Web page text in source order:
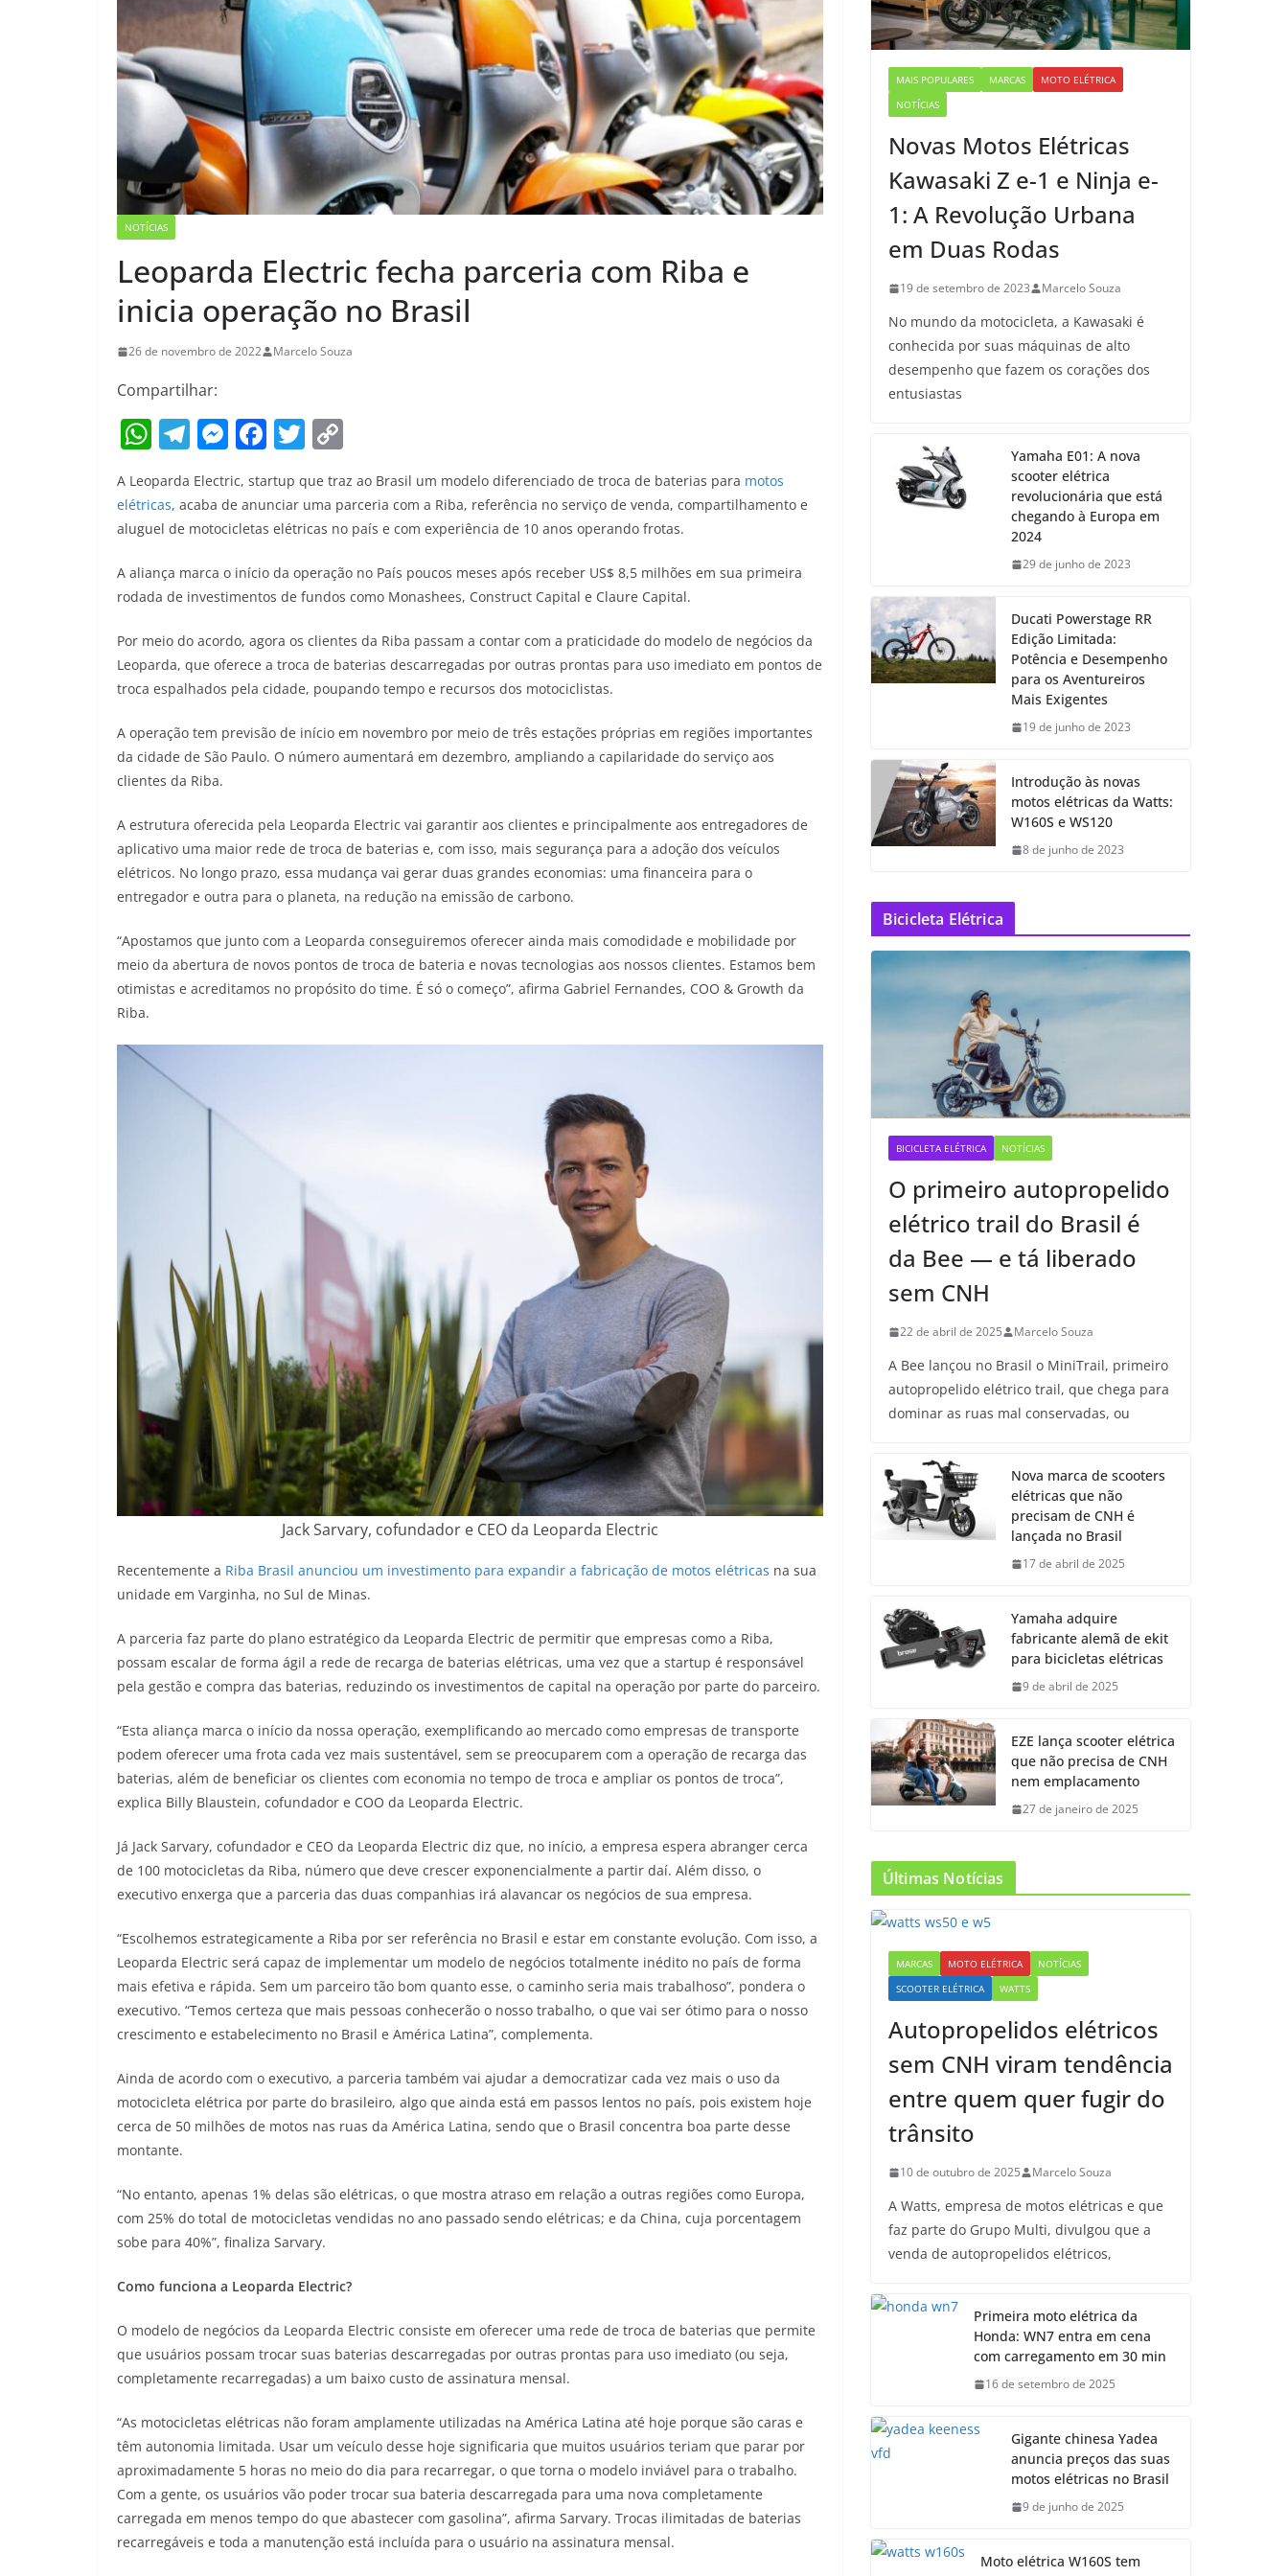
NOTÍCIAS
Leoparda Electric fecha parceria com Riba e
inicia operação no Brasil
26 de novembro de 2022 Marcelo Souza
Compartilhar:
W
at
s
p
T
el
e
gr
m
M
e
ss
e
n
g
F
c
e
b
o
k
T
itt
er
p
y
Li
n
A Leoparda Electric, startup que traz ao Brasil um modelo diferenciado de troca de baterias para motos
elétricas, acaba de anunciar uma parceria com a Riba, referência no serviço de venda, compartilhamento e
aluguel de motocicletas elétricas no país e com experiência de 10 anos operando frotas.
A aliança marca o início da operação no País poucos meses após receber US$ 8,5 milhões em sua primeira
rodada de investimentos de fundos como Monashees, Construct Capital e Claure Capital.
Por meio do acordo, agora os clientes da Riba passam a contar com a praticidade do modelo de negócios da
Leoparda, que oferece a troca de baterias descarregadas por outras prontas para uso imediato em pontos de
troca espalhados pela cidade, poupando tempo e recursos dos motociclistas.
A operação tem previsão de início em novembro por meio de três estações próprias em regiões importantes
da cidade de São Paulo. O número aumentará em dezembro, ampliando a capilaridade do serviço aos
clientes da Riba.
A estrutura oferecida pela Leoparda Electric vai garantir aos clientes e principalmente aos entregadores de
aplicativo uma maior rede de troca de baterias e, com isso, mais segurança para a adoção dos veículos
elétricos. No longo prazo, essa mudança vai gerar duas grandes economias: uma financeira para o
entregador e outra para o planeta, na redução na emissão de carbono.
“Apostamos que junto com a Leoparda conseguiremos oferecer ainda mais comodidade e mobilidade por
meio da abertura de novos pontos de troca de bateria e novas tecnologias aos nossos clientes. Estamos bem
otimistas e acreditamos no propósito do time. É só o começo”, afirma Gabriel Fernandes, COO & Growth da
Riba.
Jack Sarvary, cofundador e CEO da Leoparda Electric
Recentemente a Riba Brasil anunciou um investimento para expandir a fabricação de motos elétricas na sua
unidade em Varginha, no Sul de Minas.
A parceria faz parte do plano estratégico da Leoparda Electric de permitir que empresas como a Riba,
possam escalar de forma ágil a rede de recarga de baterias elétricas, uma vez que a startup é responsável
pela gestão e compra das baterias, reduzindo os investimentos de capital na operação por parte do parceiro.
“Esta aliança marca o início da nossa operação, exemplificando ao mercado como empresas de transporte
podem oferecer uma frota cada vez mais sustentável, sem se preocuparem com a operação de recarga das
baterias, além de beneficiar os clientes com economia no tempo de troca e ampliar os pontos de troca”,
explica Billy Blaustein, cofundador e COO da Leoparda Electric.
Já Jack Sarvary, cofundador e CEO da Leoparda Electric diz que, no início, a empresa espera abranger cerca
de 100 motocicletas da Riba, número que deve crescer exponencialmente a partir daí. Além disso, o
executivo enxerga que a parceria das duas companhias irá alavancar os negócios de sua empresa.
“Escolhemos estrategicamente a Riba por ser referência no Brasil e estar em constante evolução. Com isso, a
Leoparda Electric será capaz de implementar um modelo de negócios totalmente inédito no país de forma
mais efetiva e rápida. Sem um parceiro tão bom quanto esse, o caminho seria mais trabalhoso”, pondera o
executivo. “Temos certeza que mais pessoas conhecerão o nosso trabalho, o que vai ser ótimo para o nosso
crescimento e estabelecimento no Brasil e América Latina”, complementa.
Ainda de acordo com o executivo, a parceria também vai ajudar a democratizar cada vez mais o uso da
motocicleta elétrica por parte do brasileiro, algo que ainda está em passos lentos no país, pois existem hoje
cerca de 50 milhões de motos nas ruas da América Latina, sendo que o Brasil concentra boa parte desse
montante.
“No entanto, apenas 1% delas são elétricas, o que mostra atraso em relação a outras regiões como Europa,
com 25% do total de motocicletas vendidas no ano passado sendo elétricas; e da China, cuja porcentagem
sobe para 40%”, finaliza Sarvary.
Como funciona a Leoparda Electric?
O modelo de negócios da Leoparda Electric consiste em oferecer uma rede de troca de baterias que permite
que usuários possam trocar suas baterias descarregadas por outras prontas para uso imediato (ou seja,
completamente recarregadas) a um baixo custo de assinatura mensal.
“As motocicletas elétricas não foram amplamente utilizadas na América Latina até hoje porque são caras e
têm autonomia limitada. Usar um veículo desse hoje significaria que muitos usuários teriam que parar por
aproximadamente 5 horas no meio do dia para recarregar, o que torna o modelo inviável para o trabalho.
Com a gente, os usuários vão poder trocar sua bateria descarregada para uma nova completamente
carregada em menos tempo do que abastecer com gasolina”, afirma Sarvary. Trocas ilimitadas de baterias
recarregáveis e toda a manutenção está incluída para o usuário na assinatura mensal.
MAIS POPULARES MARCAS
MOTO ELÉTRICA
NOTÍCIAS
Novas Motos Elétricas
Kawasaki Z e-1 e Ninja e-
1: A Revolução Urbana
em Duas Rodas
19 de setembro de 2023 Marcelo Souza
No mundo da motocicleta, a Kawasaki é
conhecida por suas máquinas de alto
desempenho que fazem os corações dos
entusiastas
Yamaha E01: A nova
scooter elétrica
revolucionária que está
chegando à Europa em
2024
29 de junho de 2023
Ducati Powerstage RR
Edição Limitada:
Potência e Desempenho
para os Aventureiros
Mais Exigentes
19 de junho de 2023
Introdução às novas
motos elétricas da Watts:
W160S e WS120
8 de junho de 2023
Bicicleta Elétrica
BICICLETA ELÉTRICA NOTÍCIAS
O primeiro autopropelido
elétrico trail do Brasil é
da Bee — e tá liberado
sem CNH
22 de abril de 2025 Marcelo Souza
A Bee lançou no Brasil o MiniTrail, primeiro
autopropelido elétrico trail, que chega para
dominar as ruas mal conservadas, ou
Nova marca de scooters
elétricas que não
precisam de CNH é
lançada no Brasil
17 de abril de 2025
Yamaha adquire
fabricante alemã de ekit
para bicicletas elétricas
9 de abril de 2025
EZE lança scooter elétrica
que não precisa de CNH
nem emplacamento
27 de janeiro de 2025
Últimas Notícias
MARCAS MOTO ELÉTRICA
NOTÍCIAS
SCOOTER ELÉTRICA
WATTS
Autopropelidos elétricos
sem CNH viram tendência
entre quem quer fugir do
trânsito
10 de outubro de 2025 Marcelo Souza
A Watts, empresa de motos elétricas e que
faz parte do Grupo Multi, divulgou que a
venda de autopropelidos elétricos,
Primeira moto elétrica da
Honda: WN7 entra em cena
com carregamento em 30 min
16 de setembro de 2025
Gigante chinesa Yadea
anuncia preços das suas
motos elétricas no Brasil
9 de junho de 2025
Moto elétrica W160S tem